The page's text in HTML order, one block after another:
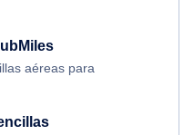
aéreas para